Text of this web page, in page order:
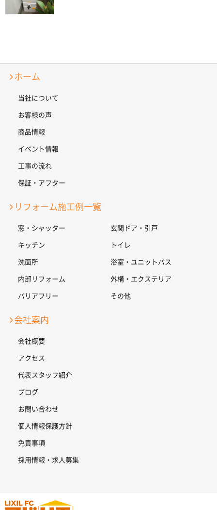
ホーム
当社について
お客様の声
商品情報
イベント情報
工事の流れ
保証・アフター
リフォーム施工例一覧
窓・シャッター 玄関ドア・引戸
キッチン トイレ
洗面所 浴室・ユニットバス
内部リフォーム 外構・エクステリア
バリアフリー その他
会社案内
会社概要
アクセス
代表スタッフ紹介
ブログ
お問い合わせ
個人情報保護方針
免責事項
採用情報・求人募集